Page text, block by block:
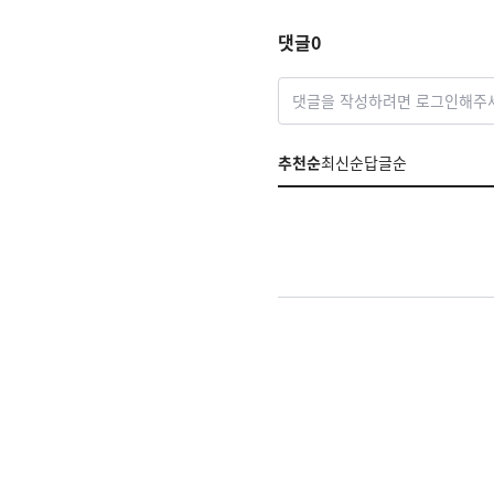
댓글0
댓글을 작성하려면 로그인해주
추천순최신순답글순